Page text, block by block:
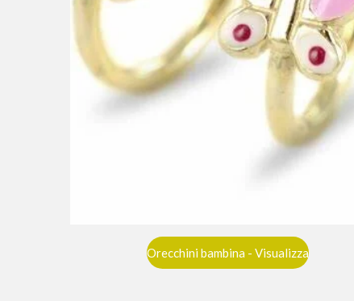
Orecchini bambina - Visualizza